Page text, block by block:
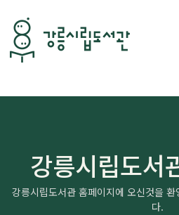
강릉시립도서
강릉시립도서관 홈페이지에 오신것을
다.